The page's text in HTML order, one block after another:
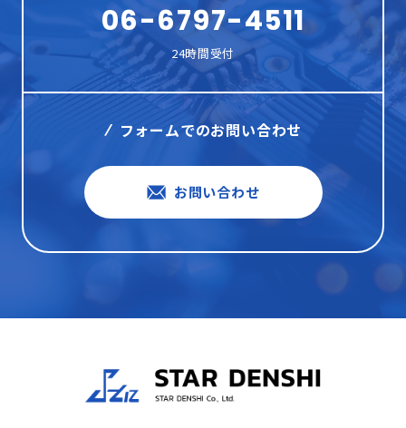
06-6797-4511
24時間受付
フォームでのお問い合わせ
お問い合わせ